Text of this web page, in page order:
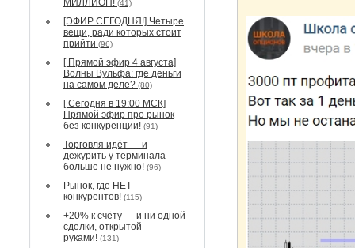
МИЛЛИОН! (41)
[ЭФИР СЕГОДНЯ!] Четыре
вещи, ради которых стоит
прийти (96)
[ Прямой эфир 4 августа]
Волны Вульфа: где деньги
на самом деле? (80)
[ Сегодня в 19:00 МСК]
Прямой эфир про рынок
без конкуренции! (91)
Торговля идёт — и
дежурить у терминала
больше не нужно! (96)
Рынок, где НЕТ
конкурентов! (115)
+20% к счёту — и ни одной
сделки, открытой
руками! (131)